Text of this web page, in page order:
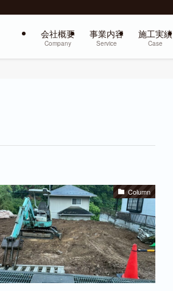
会社概要
Company
事業内容
Service
施工実績
Case
Column